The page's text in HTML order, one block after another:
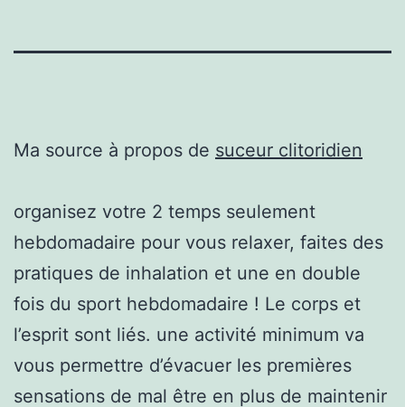
Ma source à propos de suceur clitoridien
organisez votre 2 temps seulement
hebdomadaire pour vous relaxer, faites des
pratiques de inhalation et une en double
fois du sport hebdomadaire ! Le corps et
l’esprit sont liés. une activité minimum va
vous permettre d’évacuer les premières
sensations de mal être en plus de maintenir